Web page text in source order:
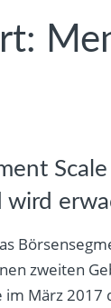
zweiten
März 2017